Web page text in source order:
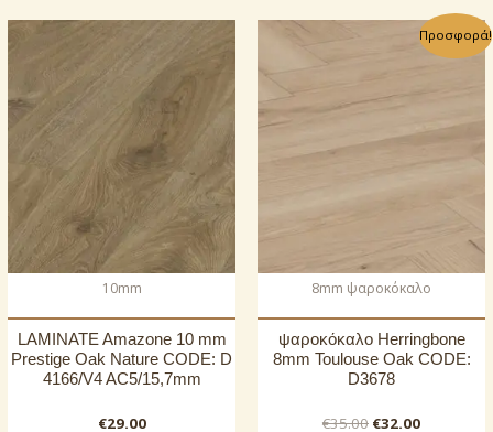
10mm
LAMINATE Amazone 10 mm
Prestige Oak Nature CODE: D
4166/V4 AC5/15,7mm
€29.00
Προσφορά!
8mm ψαροκόκαλο
ψαροκόκαλο Herringbone
8mm Toulouse Oak CODE:
D3678
€35.00 Original
€32.00Η